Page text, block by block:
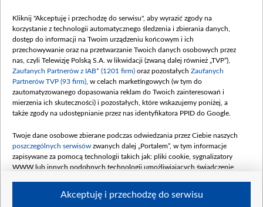
Opinie
Białoruś / Polska
Czytelnia
Centrum Europy
O nas
Kontakt
Informacje o nadawcy
Serwisy partnerskie
belsat.eu
slava.tv
tvpworld.com
vot-tak.tv
Kliknij "Akceptuję i przechodzę do serwisu", aby wyrazić zgody na
korzystanie z technologii automatycznego śledzenia i zbierania danych,
dostęp do informacji na Twoim urządzeniu końcowym i ich
przechowywanie oraz na przetwarzanie Twoich danych osobowych przez
nas, czyli Telewizję Polską S.A. w likwidacji (zwaną dalej również „TVP”),
Zaufanych Partnerów z IAB* (1201 firm) oraz pozostałych Zaufanych
Partnerów TVP (93 firm) , w celach marketingowych (w tym do
zautomatyzowanego dopasowania reklam do Twoich zainteresowań i
mierzenia ich skuteczności) i pozostałych, które wskazujemy poniżej, a
także zgody na udostępnianie przez nas identyfikatora PPID do Google.
Twoje dane osobowe zbierane podczas odwiedzania przez Ciebie naszych
poszczególnych serwisów zwanych dalej „Portalem”, w tym informacje
zapisywane za pomocą technologii takich jak: pliki cookie, sygnalizatory
WWW lub innych podobnych technologii umożliwiających świadczenie
Akceptuję i przechodzę do serwisu